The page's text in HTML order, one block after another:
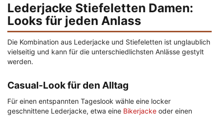
Lederjacke Stiefeletten Damen:
Looks für jeden Anlass
Die Kombination aus Lederjacke und Stiefeletten ist unglaublich
vielseitig und kann für die unterschiedlichsten Anlässe gestylt
werden.
Casual-Look für den Alltag
Für einen entspannten Tageslook wähle eine locker
geschnittene Lederjacke, etwa eine Bikerjacke oder einen